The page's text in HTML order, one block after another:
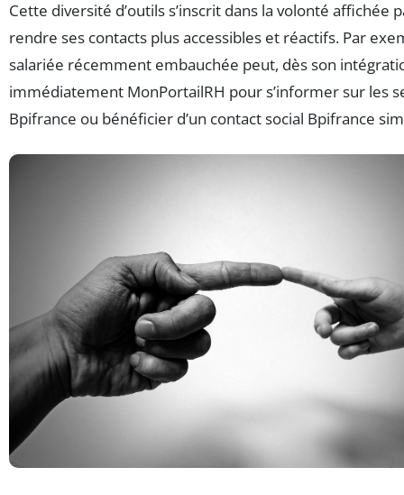
Cette diversité d’outils s’inscrit dans la volonté affichée
rendre ses contacts plus accessibles et réactifs. Par
salariée récemment embauchée peut, dès son
immédiatement MonPortailRH pour s’informer sur les
Bpifrance ou bénéficier d’un contact social Bpifrance